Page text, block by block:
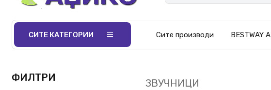
СИТЕ КАТЕГОРИИ Сите производи
ФИЛТРИ ЗВУЧНИЦИ